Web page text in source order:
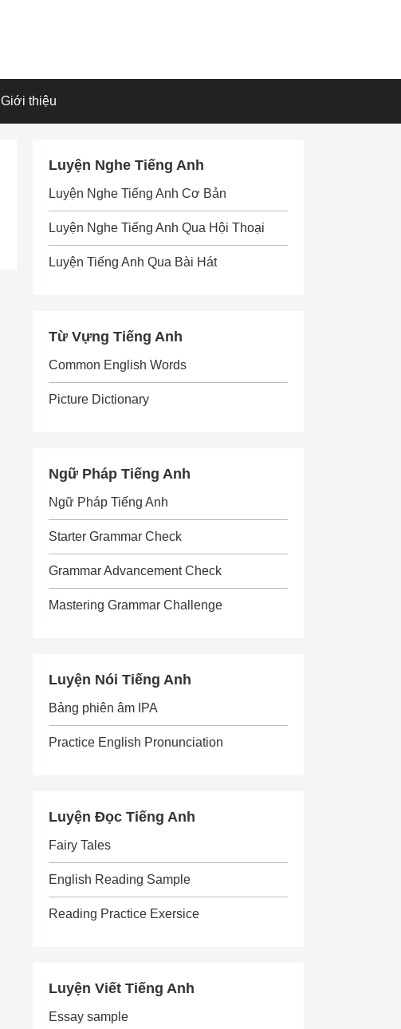
Giới thiệu
Luyện Nghe Tiếng Anh
Luyện Nghe Tiếng Anh Cơ Bản
Luyện Nghe Tiếng Anh Qua Hội Thoại
Luyện Tiếng Anh Qua Bài Hát
Từ Vựng Tiếng Anh
Common English Words
Picture Dictionary
Ngữ Pháp Tiếng Anh
Ngữ Pháp Tiếng Anh
Starter Grammar Check
Grammar Advancement Check
Mastering Grammar Challenge
Luyện Nói Tiếng Anh
Bảng phiên âm IPA
Practice English Pronunciation
Luyện Đọc Tiếng Anh
Fairy Tales
English Reading Sample
Reading Practice Exersice
Luyện Viết Tiếng Anh
Essay sample